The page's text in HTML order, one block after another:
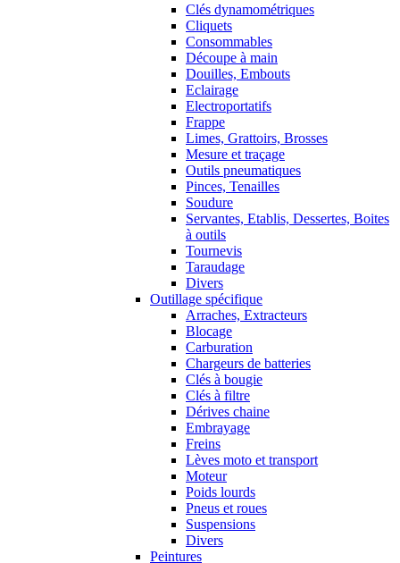
Clés dynamométriques
Cliquets
Consommables
Découpe à main
Douilles, Embouts
Eclairage
Electroportatifs
Frappe
Limes, Grattoirs, Brosses
Mesure et traçage
Outils pneumatiques
Pinces, Tenailles
Soudure
Servantes, Etablis, Dessertes, Boites
à outils
Tournevis
Taraudage
Divers
Outillage spécifique
Arraches, Extracteurs
Blocage
Carburation
Chargeurs de batteries
Clés à bougie
Clés à filtre
Dérives chaine
Embrayage
Freins
Lèves moto et transport
Moteur
Poids lourds
Pneus et roues
Suspensions
Divers
Peintures